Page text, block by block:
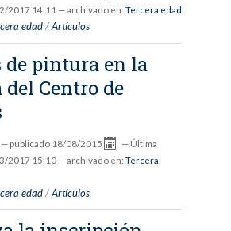
2017 14:11 — archivado en: Tercera edad
edad /Artículos
de pintura en la
Centro de
— publicado 18/08/2015 — Última
2017 15:10 — archivado en: Tercera
edad /Artículos